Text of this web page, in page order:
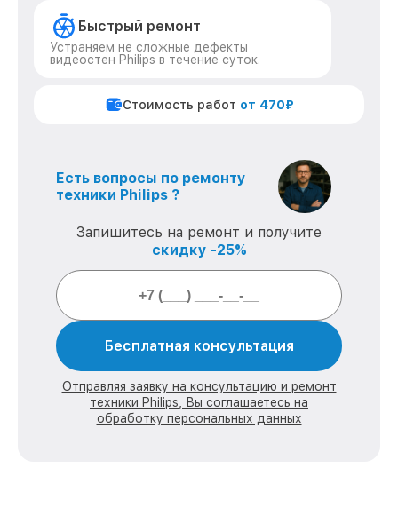
Быстрый ремонт
Устраняем не сложные дефекты
видеостен Philips в течение суток.
Стоимость работ от 470₽
Есть вопросы по ремонту
техники Philips ?
Запишитесь на ремонт и получите
скидку -25%
Бесплатная консультация
Отправляя заявку на консультацию и ремонт
техники Philips, Вы соглашаетесь на
обработку персональных данных